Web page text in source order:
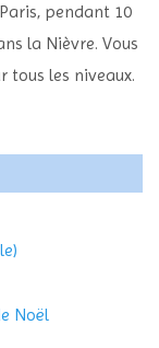
pendant 10
la Nièvre. Vous
tous les niveaux.
Noël